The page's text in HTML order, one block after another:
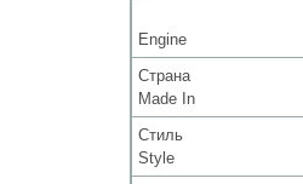
Engine
Страна
Made In
Стиль
Style